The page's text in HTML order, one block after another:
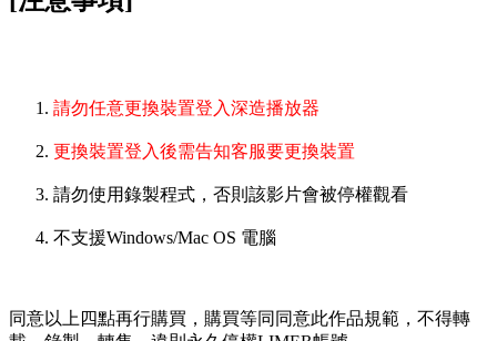
請勿任意更換裝置登入深造播放器
更換裝置登入後需告知客服要更換裝置
請勿使用錄製程式，否則該影片會被停權觀看
不支援Windows/Mac OS 電腦
同意以上四點再行購買，購買等同同意此作品規範，不得轉